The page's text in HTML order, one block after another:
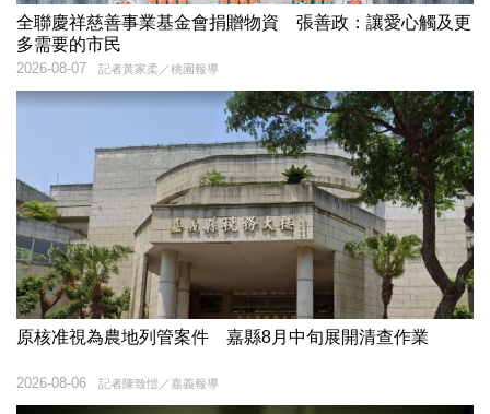
全聯慶祥慈善事業基金會捐贈物資 張善政：讓愛心觸及更
多需要的市民
記者黃家柔／桃園報導
2026-08-07
原核准視為農地列管案件 嘉縣8月中旬展開清查作業
記者陳致愷／嘉義報導
2026-08-06